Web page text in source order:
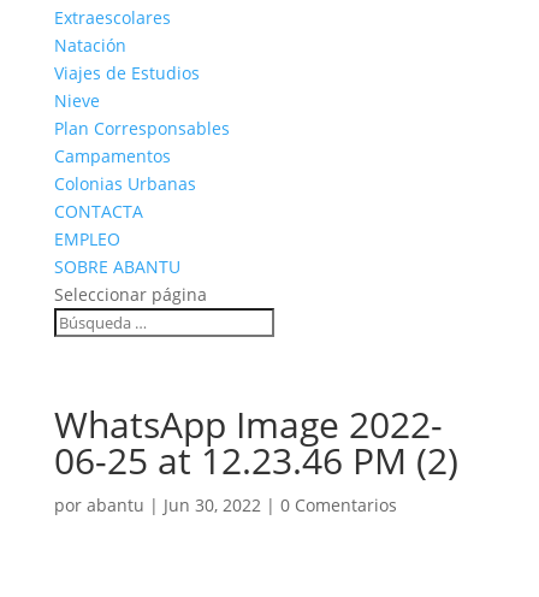
Extraescolares
Natación
Viajes de Estudios
Nieve
Plan Corresponsables
Campamentos
Colonias Urbanas
CONTACTA
EMPLEO
SOBRE ABANTU
Seleccionar página
WhatsApp Image 2022-
06-25 at 12.23.46 PM (2)
por abantu | Jun 30, 2022| 0 Comentarios